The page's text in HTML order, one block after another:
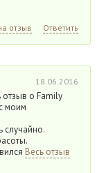
отзыв Ответить
18.06.2016
о Family
моим
случайно.
Весь отзыв